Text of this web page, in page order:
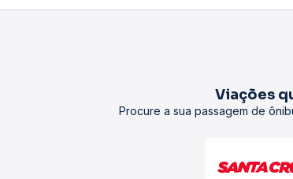
Viações
Procure a sua passagem de